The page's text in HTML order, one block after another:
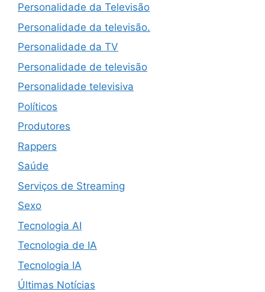
Personalidade da Televisão
Personalidade da televisão.
Personalidade da TV
Personalidade de televisão
Personalidade televisiva
Políticos
Produtores
Rappers
Saúde
Serviços de Streaming
Sexo
Tecnologia AI
Tecnologia de IA
Tecnologia IA
Últimas Notícias